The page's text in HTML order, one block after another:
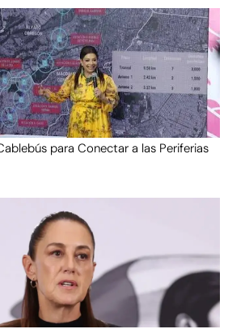
para Conectar a las Periferias